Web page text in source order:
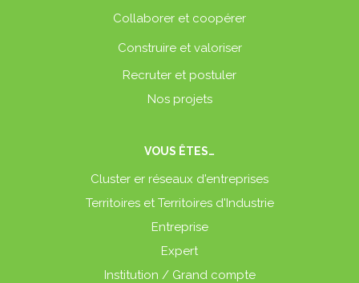
Collaborer et coopérer
Construire et valoriser
Recruter et postuler
Nos projets
VOUS ÊTES…
Cluster er réseaux d'entreprises
Territoires et Territoires d'Industrie
Entreprise
Expert
Institution / Grand compte